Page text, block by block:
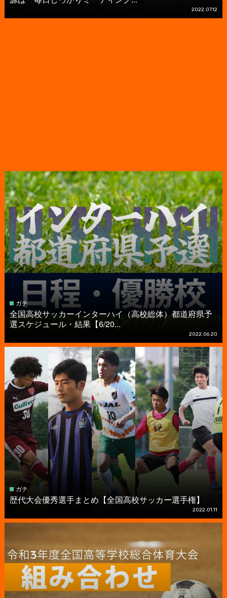
2022.07.12
ガチ
全国高校サッカーインターハイ（高校総体）都道府県予
選スケジュール・結果【6/20...
2022.06.20
ガチ
歴代大会優秀選手まとめ【全国高校サッカー選手権】
2022.01.11